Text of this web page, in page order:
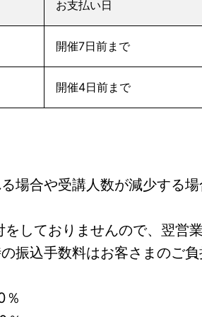
お支払い日
開催7日前まで
開催4日前まで
場合や受講人数が減少する
しておりませんので、翌営
振込手数料はお客さまのご
％